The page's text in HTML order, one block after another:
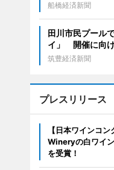
船橋経済新聞
田川市民プール
イ」 開催に向
筑豊経済新聞
プレスリリース
【日本ワインコ
Wineryの白ワイ
を受賞！